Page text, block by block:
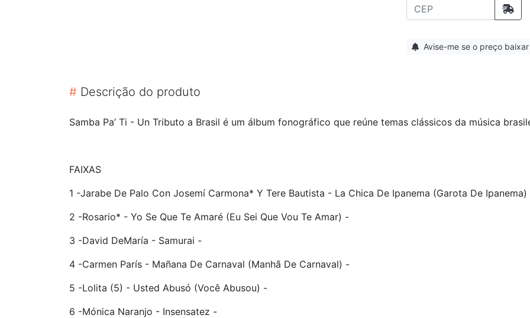
Avise-me se o preço baixar
# Descrição do produto
Samba Pa’ Ti - Un Tributo a Brasil é um álbum fonográfico que reúne temas clássicos da música
FAIXAS
1 -Jarabe De Palo Con Josemí Carmona* Y Tere Bautista - La Chica De Ipanema (Garota De Ipanema)
2 -Rosario* - Yo Se Que Te Amaré (Eu Sei Que Vou Te Amar) -
3 -David DeMaría - Samurai -
4 -Carmen París - Mañana De Carnaval (Manhã De Carnaval) -
5 -Lolita (5) - Usted Abusó (Você Abusou) -
6 -Mónica Naranjo - Insensatez -